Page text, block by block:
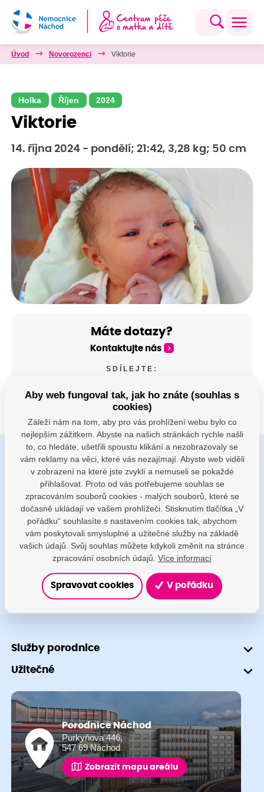
Úvod Novorozenci Viktorie
Holka Říjen 2024
Viktorie
14. října 2024 - pondělí; 21:42, 3,28 kg; 50 cm
Máte dotazy?
Kontaktujte nás
SDÍLEJTE:
Buďte s námi v kontaktu
Jsme k dispozici pokud potřebujete pomoci
porodnice@nemocnicenachod.cz
+420 491 601 745
Služby porodnice
Užitečné
Porodnice Náchod
Purkyňova 446,
547 69 Náchod
Zobrazit mapu areálu
Aby web fungoval tak, jak ho znáte (souhlas s
cookies)
Záleží nám na tom, aby pro vás prohlížení webu bylo co
nejlepším zážitkem. Abyste na našich stránkách rychle našli
to, co hledáte, ušetřili spoustu klikání a nezobrazovaly se
vám reklamy na věci, které vás nezajímají. Abyste web viděli
v zobrazení na které jste zvyklí a nemuseli se pokaždé
přihlašovat. Proto od vás potřebujeme souhlas se
zpracováním souborů cookies - malých souborů, které se
dočasně ukládají ve vašem prohlížeči. Stisknutím tlačítka „V
pořádku“ souhlasíte s nastavením cookies tak, abychom
vám poskytovali smysluplné a užitečné služby na základě
vašich údajů. Svůj souhlas můžete kdykoli změnit na stránce
zpracování osobních údajů. Více informací
Spravovat cookies V pořádku